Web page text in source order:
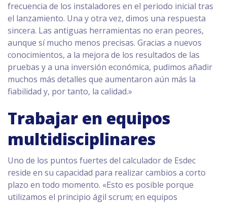
frecuencia de los instaladores en el periodo inicial tras
el lanzamiento. Una y otra vez, dimos una respuesta
sincera. Las antiguas herramientas no eran peores,
aunque sí mucho menos precisas. Gracias a nuevos
conocimientos, a la mejora de los resultados de las
pruebas y a una inversión económica, pudimos añadir
muchos más detalles que aumentaron aún más la
fiabilidad y, por tanto, la calidad.»
Trabajar en equipos
multidisciplinares
Uno de los puntos fuertes del calculador de Esdec
reside en su capacidad para realizar cambios a corto
plazo en todo momento. «Esto es posible porque
utilizamos el principio ágil scrum; en equipos